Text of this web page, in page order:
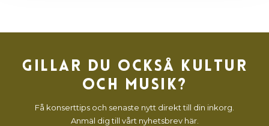
Gillar du också kultur
och musik?
Få konserttips och senaste nytt direkt till din inkorg.
Anmäl dig till vårt nyhetsbrev här.